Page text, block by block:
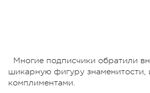
Многие подписчики обратили
шикарную фигуру знаменитости,
комплиментами.